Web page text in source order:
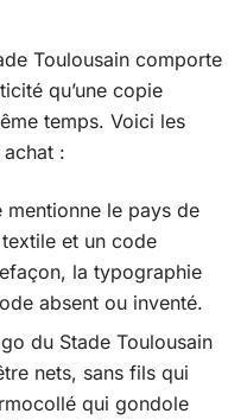
Toulousain comporte
qu’une copie
temps. Voici les
:
mentionne le pays de
et un code
la typographie
absent ou inventé.
du Stade Toulousain
nets, sans fils qui
qui gondole